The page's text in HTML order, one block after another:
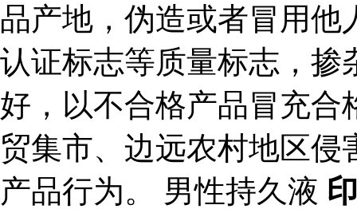
品产地，伪造或者冒用
认证标志等质量标志，掺
好，以不合格产品冒充合
贸集市、边远农村地区
产品行为。 男性持久液